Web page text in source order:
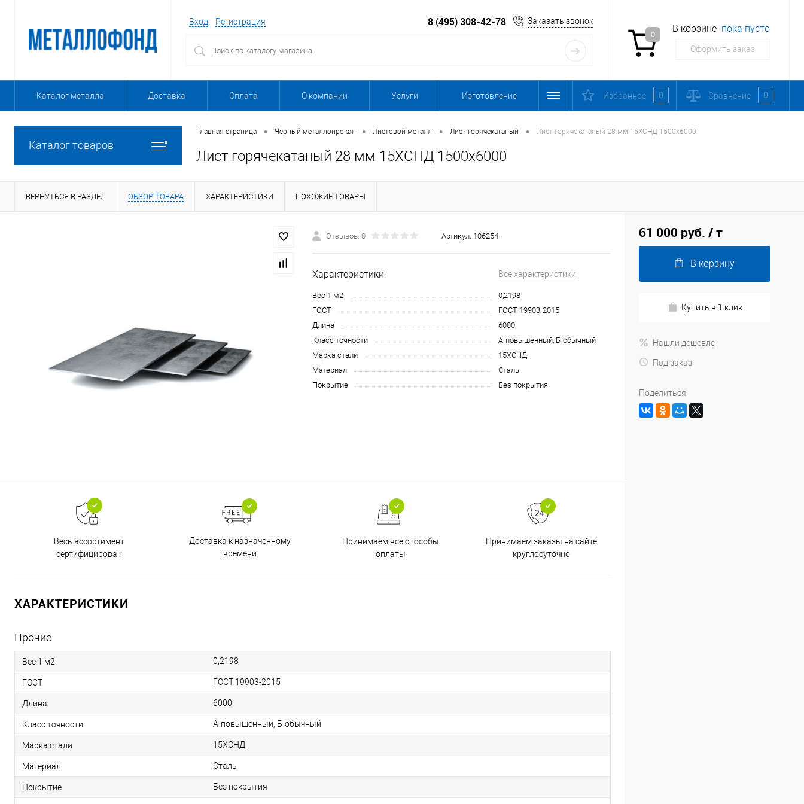
Вход Регистрация 8 (495) 308-42-78 Заказать звонок
0
В корзине пока пусто
Оформить заказ
Каталог металла Доставка Оплата О компании Услуги Изготовление Избранное 0 Сравнение 0
Каталог товаров
Главная страница • Черный металлопрокат • Листовой металл • Лист горячекатаный • Лист горячекатаный 28 мм 15ХСНД 1500х6000
Лист горячекатаный 28 мм 15ХСНД 1500х6000
ВЕРНУТЬСЯ В РАЗДЕЛ ОБЗОР ТОВАРА ХАРАКТЕРИСТИКИ ПОХОЖИЕ ТОВАРЫ
Отзывов: 0 Артикул: 106254
Характеристики: Все характеристики
Вес 1 м2
0,2198
ГОСТ
ГОСТ 19903-2015
Длина
6000
Класс точности
А-повышенный, Б-обычный
Марка стали
15ХСНД
Материал
Сталь
Покрытие
Без покрытия
Весь ассортимент
сертифицирован
Доставка к назначенному
времени
Принимаем все способы
оплаты
Принимаем заказы на сайте
круглосуточно
ХАРАКТЕРИСТИКИ
Прочие
Вес 1 м2 0,2198
ГОСТ ГОСТ 19903-2015
Длина 6000
Класс точности А-повышенный, Б-обычный
Марка стали 15ХСНД
Материал Сталь
Покрытие Без покрытия
61 000 руб. / т
В корзину
Купить в 1 клик
Нашли дешевле
Под заказ
Поделиться